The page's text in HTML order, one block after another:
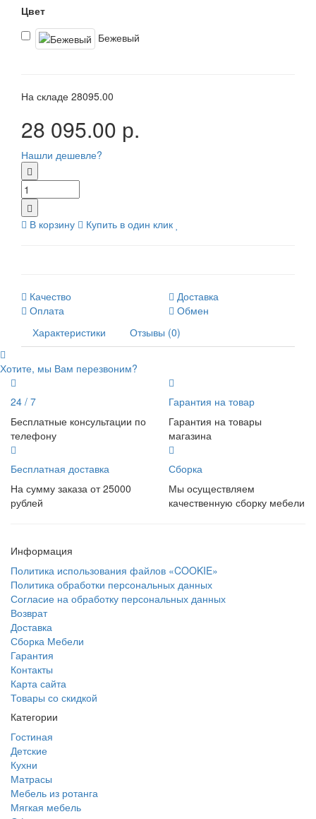
Цвет
Бежевый
На складе 28095.00
28 095.00 р.
Нашли дешевле?
В корзину Купить в один клик
Качество
Доставка
Оплата
Обмен
Характеристики
Отзывы (0)
Хотите, мы Вам перезвоним?
24 / 7
Бесплатные консультации по
телефону
Гарантия на товар
Гарантия на товары
магазина
Бесплатная доставка
На сумму заказа от 25000
рублей
Сборка
Мы осуществляем
качественную сборку мебели
Информация
Политика использования файлов «COOKIE»
Политика обработки персональных данных
Согласие на обработку персональных данных
Возврат
Доставка
Сборка Мебели
Гарантия
Контакты
Карта сайта
Товары со скидкой
Категории
Гостиная
Детские
Кухни
Матрасы
Мебель из ротанга
Мягкая мебель